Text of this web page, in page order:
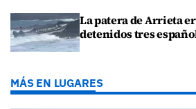
La patera de Arrieta
detenidos tres
MÁS EN LUGARES